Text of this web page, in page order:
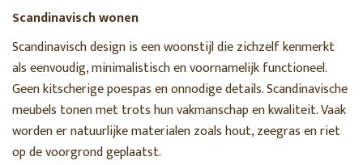
Scandinavisch wonen
Scandinavisch design is een woonstijl die zichzelf kenmerkt
als eenvoudig, minimalistisch en voornamelijk functioneel.
Geen kitscherige poespas en onnodige details. Scandinavische
meubels tonen met trots hun vakmanschap en kwaliteit. Vaak
worden er natuurlijke materialen zoals hout, zeegras en riet
op de voorgrond geplaatst.